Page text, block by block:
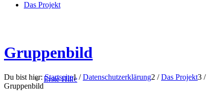
Das Projekt
Erste Hilfe
Gruppenbild
Du bist hier: Startseite1 / Datenschutzerklärung2 / Das Projekt3 /
Gruppenbild